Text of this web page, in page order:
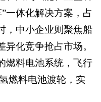
一体化解决方案，占
，中小企业则聚焦船
化竞争抢占市场。
燃料电池系统，飞行
燃料电池渡轮，实